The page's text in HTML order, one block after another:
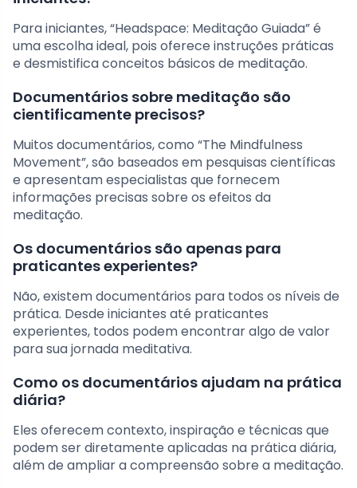
Para iniciantes, “Headspace: Meditação Guiada” é
uma escolha ideal, pois oferece instruções práticas
e desmistifica conceitos básicos de meditação.
Documentários sobre meditação são
cientificamente precisos?
Muitos documentários, como “The Mindfulness
Movement”, são baseados em pesquisas científicas
e apresentam especialistas que fornecem
informações precisas sobre os efeitos da
meditação.
Os documentários são apenas para
praticantes experientes?
Não, existem documentários para todos os níveis de
prática. Desde iniciantes até praticantes
experientes, todos podem encontrar algo de valor
para sua jornada meditativa.
Como os documentários ajudam na prática
diária?
Eles oferecem contexto, inspiração e técnicas que
podem ser diretamente aplicadas na prática diária,
além de ampliar a compreensão sobre a meditação.